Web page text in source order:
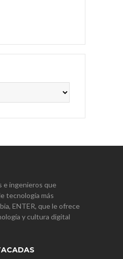
e ingenieros que
tecnología más
ENTER, que le ofrece
y cultura digital